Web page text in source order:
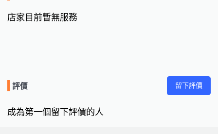
店家目前暫無服務
評價 留下評價
成為第一個留下評價的人